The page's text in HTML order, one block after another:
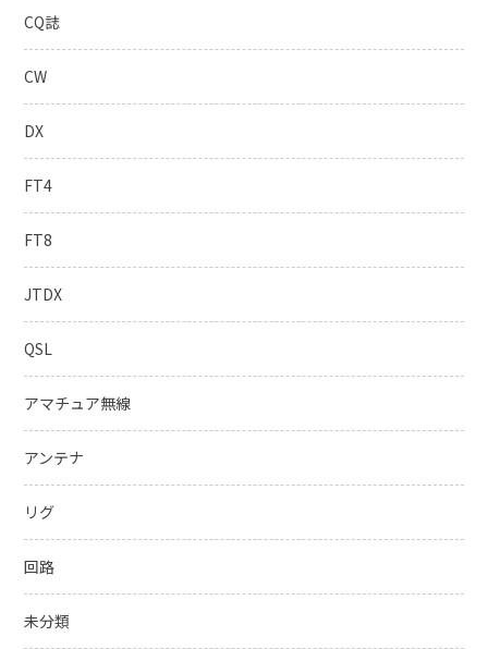
CQ誌
CW
DX
FT4
FT8
JTDX
QSL
アマチュア無線
アンテナ
リグ
回路
未分類